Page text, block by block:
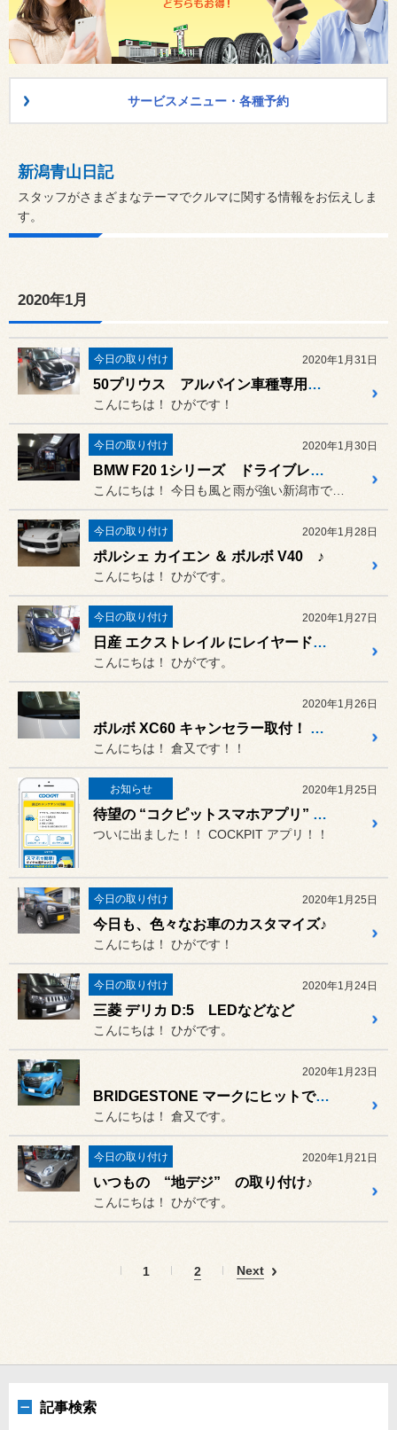
サービスメニュー・各種予約
新潟青山日記
スタッフがさまざまなテーマでクルマに関する情報をお伝えしま
す。
2020年1月
今日の取り付け 2020年1月31日
50プリウス アルパイン車種専用トゥイーター♪
こんにちは！ ひがです！
今日の取り付け 2020年1月30日
BMW F20 1シリーズ ドライブレコーダーの取り付け
今日の取り付け 2020年1月28日
ポルシェ カイエン ＆ ボルボ V40 ♪
こんにちは！ ひがです。
今日の取り付け 2020年1月27日
日産 エクストレイル にレイヤードサウンド装着！
こんにちは！ ひがです。
2020年1月26日
ボルボ XC60 キャンセラー取付！ BMW 5シリーズ E60 レーダー取付！！
こんにちは！ 倉又です！！
お知らせ 2020年1月25日
待望の “コクピットスマホアプリ” が出ました！！
ついに出ました！！ COCKPIT アプリ！！
今日の取り付け 2020年1月25日
今日も、色々なお車のカスタマイズ♪
こんにちは！ ひがです！
今日の取り付け 2020年1月24日
三菱 デリカ D:5 LEDなどなど
こんにちは！ ひがです。
2020年1月23日
BRIDGESTONE マークにヒットでPITイン！
こんにちは！ 倉又です。
今日の取り付け 2020年1月21日
いつもの “地デジ” の取り付け♪
こんにちは！ ひがです。
1 2 Next
記事検索